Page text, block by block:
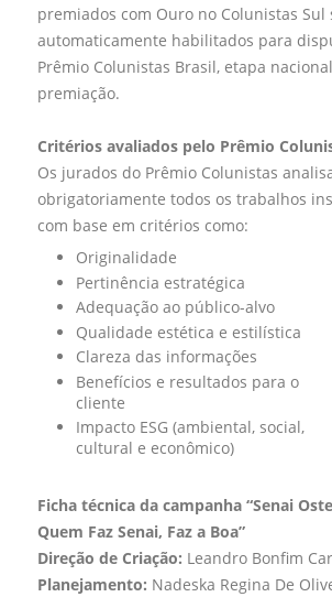
premiados com Ouro no Colunistas Sul
automaticamente habilitados para
Prêmio Colunistas Brasil, etapa
premiação.
Critérios avaliados pelo Prêmio
Os jurados do Prêmio Colunistas
obrigatoriamente todos os trabalhos
com base em critérios como:
Originalidade
Pertinência estratégica
Adequação ao público-alvo
Qualidade estética e estilística
Clareza das informações
Benefícios e resultados para o
cliente
Impacto ESG (ambiental, social,
cultural e econômico)
Ficha técnica da campanha “Senai
Quem Faz Senai, Faz a Boa”
Direção de Criação: Leandro Bonfim
Planejamento: Nadeska Regina De